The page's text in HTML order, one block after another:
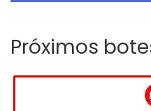
Próximos